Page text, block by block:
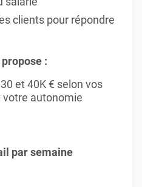
clients pour répondre
:
et 40K € selon vos
votre autonomie
par semaine